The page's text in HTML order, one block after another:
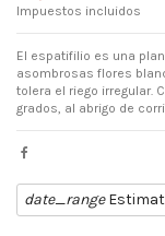
Impuestos incluidos
El espatifilio es una
asombrosas flores
tolera el riego irregular.
grados, al abrigo de
date_range